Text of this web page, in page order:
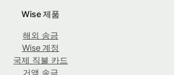
Wise 제품
해외 송금
Wise 계정
국제 직불 카드
거액 송금